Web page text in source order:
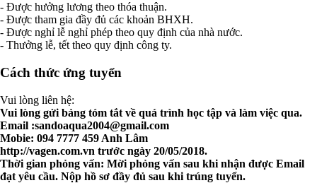
- Được hưởng lương theo thóa thuận.
- Được tham gia đầy đủ các khoản BHXH.
- Được nghỉ lễ nghỉ phép theo quy định của nhà nước.
- Thưởng lễ, tết theo quy định công ty.
Cách thức ứng tuyển
Vui lòng liên hệ:
Vui lòng gửi bảng tóm tắt về quá trình học tập và làm việc qua.
Email :sandoaqua2004@gmail.com
Mobie: 094 7777 459 Anh Lâm
http://vagen.com.vn trước ngày 20/05/2018.
Thời gian phỏng vấn: Mời phỏng vấn sau khi nhận được Email
đạt yêu cầu. Nộp hồ sơ đầy đủ sau khi trúng tuyển.